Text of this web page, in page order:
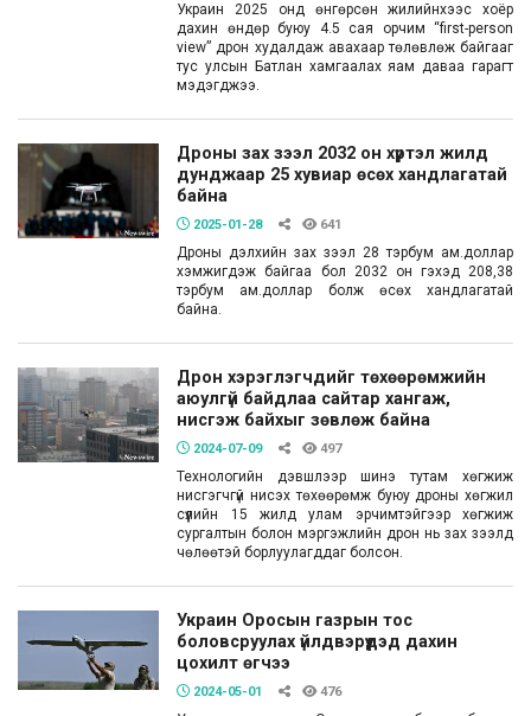
Украин 2025 онд өнгөрсөн жилийнхээс хоёр
дахин өндөр буюу 4.5 сая орчим “first-person
view” дрон худалдаж авахаар төлөвлөж байгааг
тус улсын Батлан ​​хамгаалах яам даваа гарагт
мэдэгджээ.
Дроны зах зээл 2032 он хүртэл жилд
дунджаар 25 хувиар өсөх хандлагатай
байна
2025-01-28 641
Дроны дэлхийн зах зээл 28 тэрбум ам.доллар
хэмжигдэж байгаа бол 2032 он гэхэд 208,38
тэрбум ам.доллар болж өсөх хандлагатай
байна.
Дрон хэрэглэгчдийг төхөөрөмжийн
аюулгүй байдлаа сайтар хангаж,
нисгэж байхыг зөвлөж байна
2024-07-09 497
Технологийн дэвшлээр шинэ тутам хөгжиж
нисгэгчгүй нисэх төхөөрөмж буюу дроны хөгжил
сүүлийн 15 жилд улам эрчимтэйгээр хөгжиж
сургалтын болон мэргэжлийн дрон нь зах зээлд
чөлөөтэй борлуулагддаг болсон.
Украин Оросын газрын тос
боловсруулах үйлдвэрүүдэд дахин
цохилт өгчээ
2024-05-01 476